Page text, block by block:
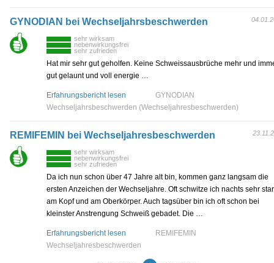
GYNODIAN bei Wechseljahrsbeschwerden
sehr wirksam
nebenwirkungsfrei
sehr zufrieden
Hat mir sehr gut geholfen. Keine Schweissausbrüche mehr und
gut gelaunt und voll energie …
Erfahrungsbericht lesen
GYNODIAN
Wechseljahrsbeschwerden (Wechseljahresbeschwerden)
REMIFEMIN bei Wechseljahresbeschwerden
sehr wirksam
nebenwirkungsfrei
sehr zufrieden
Da ich nun schon über 47 Jahre alt bin, kommen ganz langsam die
ersten Anzeichen der Wechseljahre. Oft schwitze ich nachts sehr
am Kopf und am Oberkörper. Auch tagsüber bin ich oft schon bei
kleinster Anstrengung Schweiß gebadet. Die …
Erfahrungsbericht lesen
REMIFEMIN
Wechseljahresbeschwerden